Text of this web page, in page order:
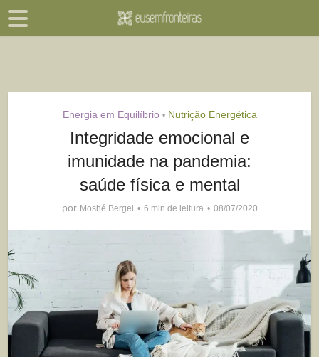
Energia em Equilíbrio • Nutrição Energética
Integridade emocional e
imunidade na pandemia:
saúde física e mental
por Moshé Bergel 6 min de leitura 08/07/2020